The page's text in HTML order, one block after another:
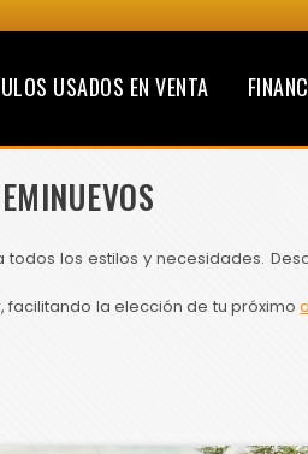
USADOS EN VENTA
los estilos y necesidades.
facilitando la elección de tu próximo